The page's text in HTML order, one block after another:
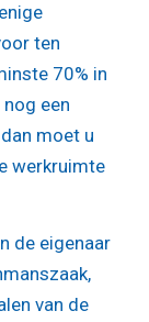
ten
70% in
een
moet u
werkruimte
de eigenaar
van de